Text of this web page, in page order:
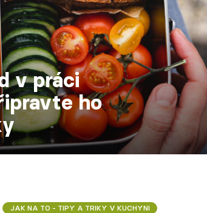
v práci
ho
JAK NA TO - TIPY A TRIKY V KUCHYNI